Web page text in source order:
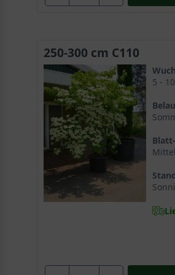
Ideal als Solitär oder auch
Er sollte, um besonders
präsentieren und
Hartriegel kommt aber auch
einen Platz an einem
250-300 cm C110
5 -